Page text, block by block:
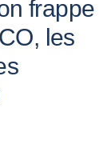
frappe
les